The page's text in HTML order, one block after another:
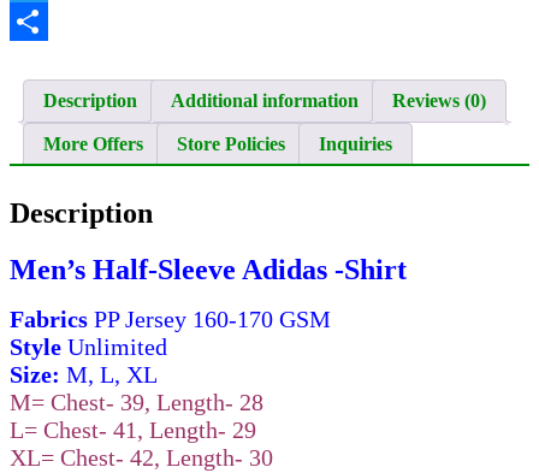
Twitter
Description
Additional information Reviews (0)
More Offers Store Policies Inquiries
Description
Men’s Half-Sleeve Adidas -Shirt
Fabrics PP Jersey 160-170 GSM
Style Unlimited
Size: M, L, XL
M= Chest- 39, Length- 28
L= Chest- 41, Length- 29
XL= Chest- 42, Length- 30